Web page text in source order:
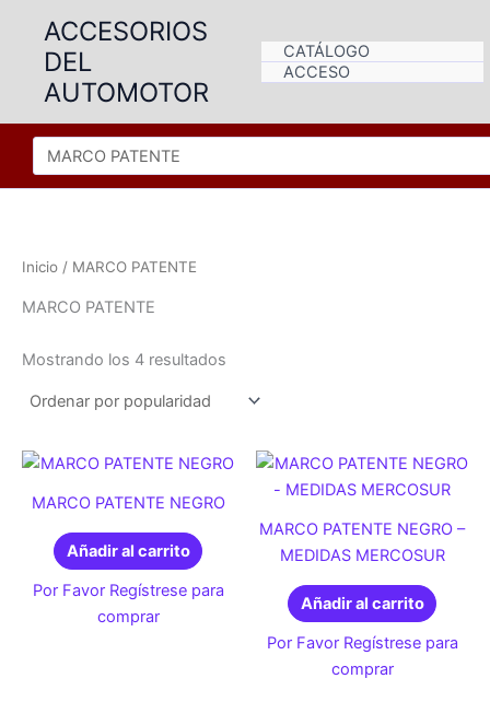
contenido
ACCESORIOS
DEL
AUTOMOTOR
CATÁLOGO
ACCESO
Inicio / MARCO PATENTE
MARCO PATENTE
Mostrando los 4 resultados
MARCO PATENTE NEGRO
Añadir al carrito
Por Favor Regístrese para
comprar
MARCO PATENTE NEGRO –
MEDIDAS MERCOSUR
Añadir al carrito
Por Favor Regístrese para
comprar